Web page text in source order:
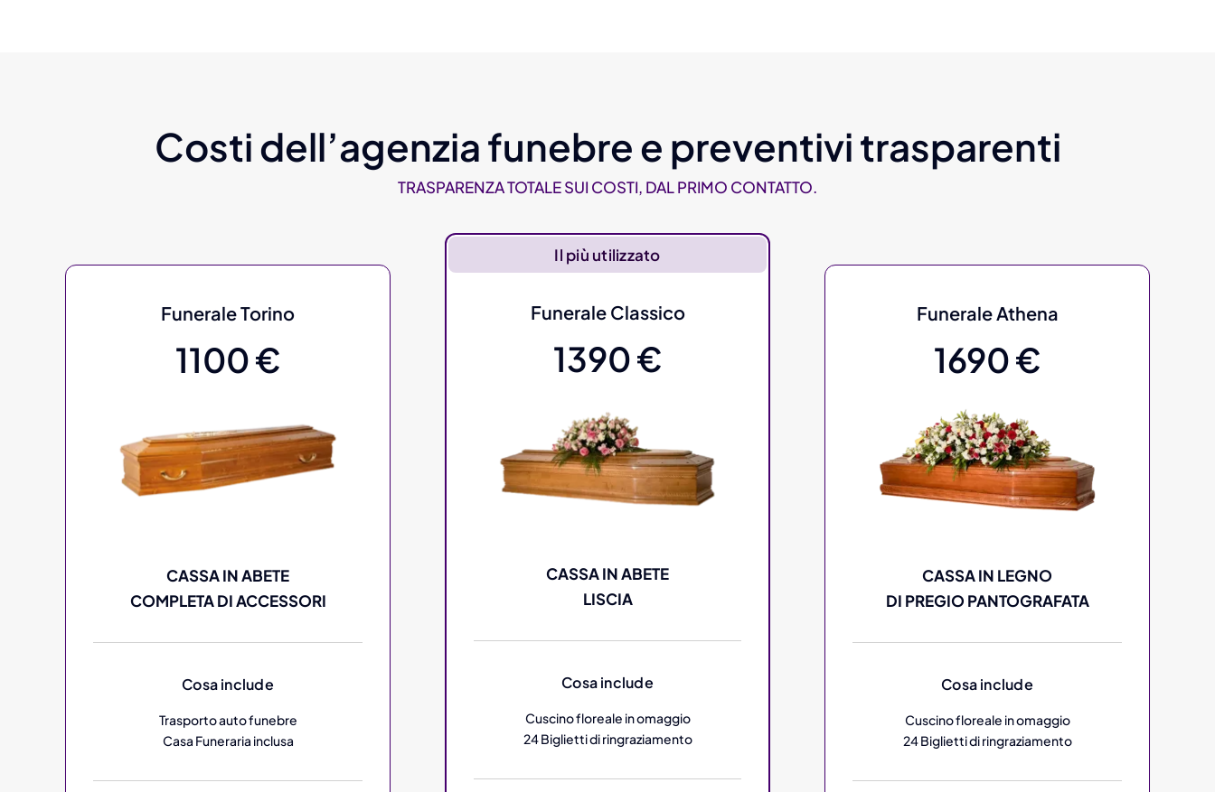
Costi dell’agenzia funebre e preventivi trasparenti
TRASPARENZA TOTALE SUI COSTI, DAL PRIMO CONTATTO.
Funerale Torino
1100 €
CASSA IN ABETE
COMPLETA DI ACCESSORI
Cosa include
Trasporto auto funebre
Casa Funeraria inclusa
Il più utilizzato
Funerale Classico
1390 €
CASSA IN ABETE
LISCIA
Cosa include
Cuscino floreale in omaggio
24 Biglietti di ringraziamento
Funerale Athena
1690 €
CASSA IN LEGNO
DI PREGIO PANTOGRAFATA
Cosa include
Cuscino floreale in omaggio
24 Biglietti di ringraziamento